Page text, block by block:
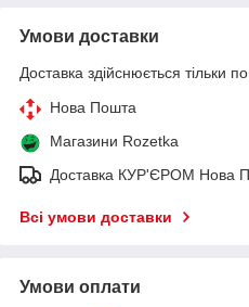
Умови доставки
Доставка здійснюється тільки
Нова Пошта
Магазини Rozetka
Доставка КУР'ЄРОМ Нова
Всі умови доставки
Умови оплати